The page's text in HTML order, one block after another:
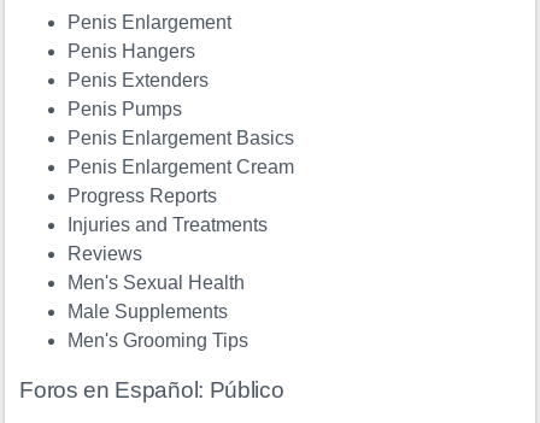
Penis Enlargement
Penis Hangers
Penis Extenders
Penis Pumps
Penis Enlargement Basics
Penis Enlargement Cream
Progress Reports
Injuries and Treatments
Reviews
Men's Sexual Health
Male Supplements
Men's Grooming Tips
Foros en Español: Público